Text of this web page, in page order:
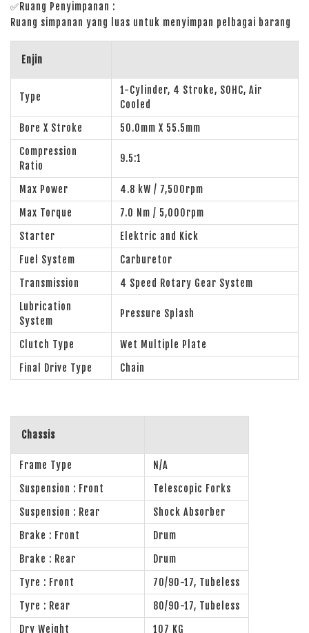
✅Ruang Penyimpanan :
Ruang simpanan yang luas untuk menyimpan pelbagai barang
Enjin
Type
1-Cylinder, 4 Stroke, SOHC, Air
Cooled
Bore X Stroke
50.0mm X 55.5mm
Compression
Ratio
9.5:1
Max Power
4.8 kW / 7,500rpm
Max Torque
7.0 Nm / 5,000rpm
Starter
Elektric and Kick
Fuel System
Carburetor
Transmission
4 Speed Rotary Gear System
Lubrication
System
Pressure Splash
Clutch Type
Wet Multiple Plate
Final Drive Type
Chain
Chassis
Frame Type
N/A
Suspension : Front
Telescopic Forks
Suspension : Rear
Shock Absorber
Brake : Front
Drum
Brake : Rear
Drum
Tyre : Front
70/90-17, Tubeless
Tyre : Rear
80/90-17, Tubeless
Dry Weight
107 KG